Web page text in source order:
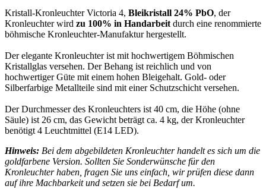
Kristall-Kronleuchter Victoria 4, Bleikristall 24% PbO, der
Kronleuchter wird zu 100% in Handarbeit durch eine renommierte
böhmische Kronleuchter-Manufaktur hergestellt.
Der elegante Kronleuchter ist mit hochwertigem Böhmischen
Kristallglas versehen. Der Behang ist reichlich und von
hochwertiger Güte mit einem hohen Bleigehalt. Gold- oder
Silberfarbige Metallteile sind mit einer Schutzschicht versehen.
Der Durchmesser des Kronleuchters ist 40 cm, die Höhe (ohne
Säule) ist 26 cm, das Gewicht beträgt ca. 4 kg, der Kronleuchter
benötigt 4 Leuchtmittel (E14 LED).
Hinweis: Bei dem abgebildeten Kronleuchter handelt es sich um die
goldfarbene Version. Sollten Sie Sonderwünsche für den
Kronleuchter haben, fragen Sie uns einfach, wir prüfen diese dann
auf ihre Machbarkeit und setzen sie bei Bedarf um.